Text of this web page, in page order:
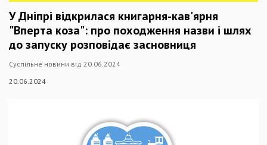
У Дніпрі відкрилася книгарня-кав'ярня
"Вперта коза": про походження назви і шлях
до запуску розповідає засновниця
Суспільне новини від 20.06.2024
20.06.2024